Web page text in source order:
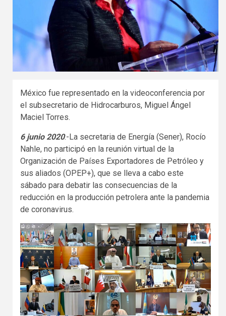
México fue representado en la videoconferencia por
el subsecretario de Hidrocarburos, Miguel Ángel
Maciel Torres.
6 junio 2020.-La secretaria de Energía (Sener), Rocío
Nahle, no participó en la reunión virtual de la
Organización de Países Exportadores de Petróleo y
sus aliados (OPEP+), que se lleva a cabo este
sábado para debatir las consecuencias de la
reducción en la producción petrolera ante la pandemia
de coronavirus.